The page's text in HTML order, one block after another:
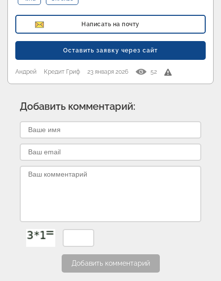
Написать на почту
Оставить заявку через сайт
Андрей Кредит Гриф 23 января 2026 52
Добавить комментарий:
Добавить комментарий